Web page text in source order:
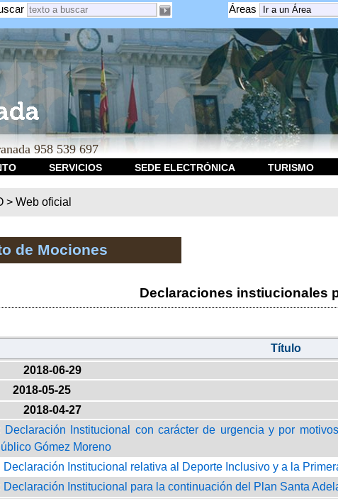
Áreas
958 539 697
SERVICIOS SEDE ELECTRÓNICA TURISMO
> Web oficial
de Mociones
Declaraciones instiucionales
Título
2018-06-29
2018-05-25
2018-04-27
Declaración Institucional con carácter de urgencia y por
Gómez Moreno
Declaración Institucional relativa al Deporte Inclusivo y a la
Declaración Institucional para la continuación del Plan Santa